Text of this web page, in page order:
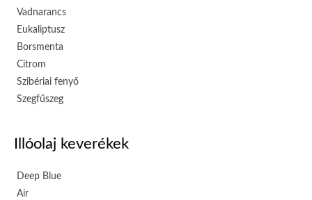
Vadnarancs
Eukaliptusz
Borsmenta
Citrom
Szibériai fenyő
Szegfűszeg
Illóolaj keverékek
Deep Blue
Air